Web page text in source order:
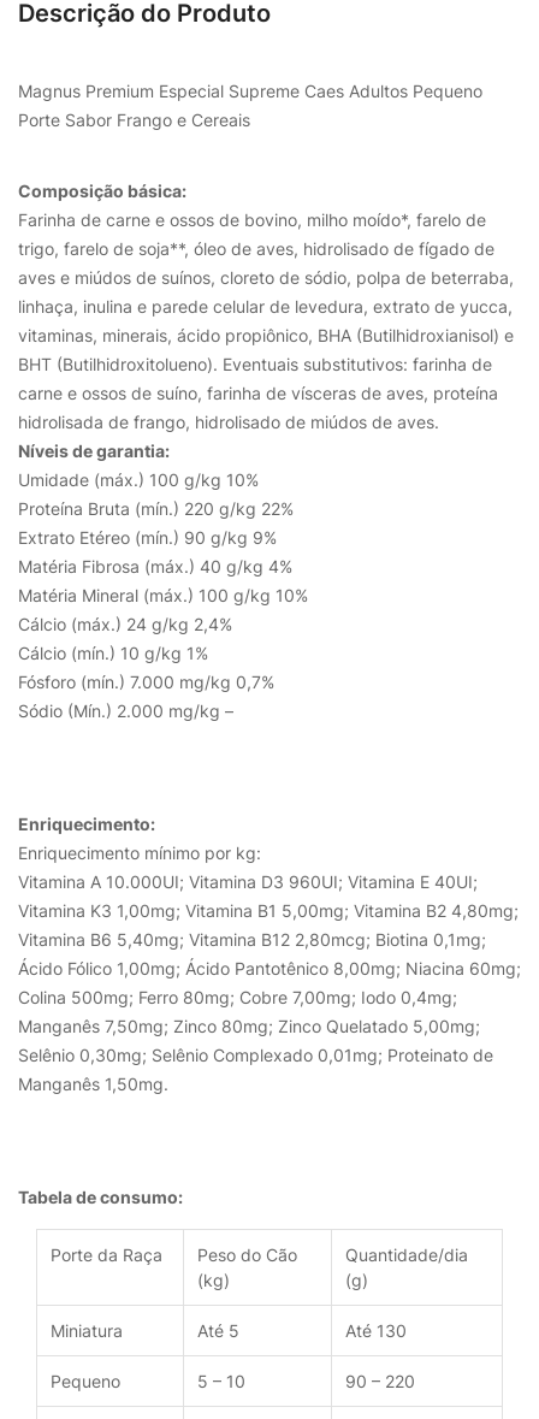
Descrição do Produto
Magnus Premium Especial Supreme Caes Adultos Pequeno
Porte Sabor Frango e Cereais
Composição básica:
Farinha de carne e ossos de bovino, milho moído*, farelo de
trigo, farelo de soja**, óleo de aves, hidrolisado de fígado de
aves e miúdos de suínos, cloreto de sódio, polpa de beterraba,
linhaça, inulina e parede celular de levedura, extrato de yucca,
vitaminas, minerais, ácido propiônico, BHA (Butilhidroxianisol) e
BHT (Butilhidroxitolueno). Eventuais substitutivos: farinha de
carne e ossos de suíno, farinha de vísceras de aves, proteína
hidrolisada de frango, hidrolisado de miúdos de aves.
Níveis de garantia:
Umidade (máx.) 100 g/kg 10%
Proteína Bruta (mín.) 220 g/kg 22%
Extrato Etéreo (mín.) 90 g/kg 9%
Matéria Fibrosa (máx.) 40 g/kg 4%
Matéria Mineral (máx.) 100 g/kg 10%
Cálcio (máx.) 24 g/kg 2,4%
Cálcio (mín.) 10 g/kg 1%
Fósforo (mín.) 7.000 mg/kg 0,7%
Sódio (Mín.) 2.000 mg/kg –
Enriquecimento:
Enriquecimento mínimo por kg:
Vitamina A 10.000UI; Vitamina D3 960UI; Vitamina E 40UI;
Vitamina K3 1,00mg; Vitamina B1 5,00mg; Vitamina B2 4,80mg;
Vitamina B6 5,40mg; Vitamina B12 2,80mcg; Biotina 0,1mg;
Ácido Fólico 1,00mg; Ácido Pantotênico 8,00mg; Niacina 60mg;
Colina 500mg; Ferro 80mg; Cobre 7,00mg; Iodo 0,4mg;
Manganês 7,50mg; Zinco 80mg; Zinco Quelatado 5,00mg;
Selênio 0,30mg; Selênio Complexado 0,01mg; Proteinato de
Manganês 1,50mg.
Tabela de consumo:
Porte da Raça
Peso do Cão
(kg)
Quantidade/dia
(g)
Miniatura Até 5 Até 130
Pequeno 5 – 10 90 – 220